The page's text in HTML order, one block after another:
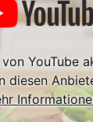
YouTube
diesen